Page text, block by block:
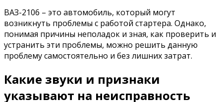
ВАЗ-2106 – это автомобиль, который могут
возникнуть проблемы с работой стартера. Однако,
понимая причины неполадок и зная, как проверить и
устранить эти проблемы, можно решить данную
проблему самостоятельно и без лишних затрат.
Какие звуки и признаки
указывают на неисправность